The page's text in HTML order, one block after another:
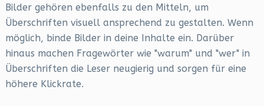
Bilder gehören ebenfalls zu den Mitteln, um
Überschriften visuell ansprechend zu gestalten. Wenn
möglich, binde Bilder in deine Inhalte ein. Darüber
hinaus machen Fragewörter wie "warum" und "wer" in
Überschriften die Leser neugierig und sorgen für eine
höhere Klickrate.